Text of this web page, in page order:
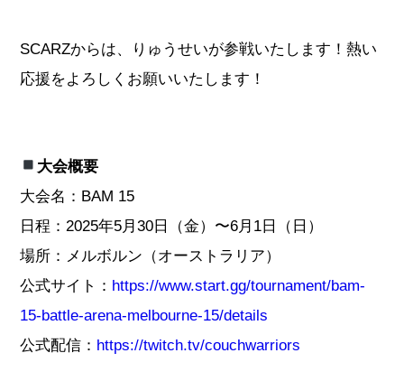
SCARZからは、りゅうせいが参戦いたします！熱い
応援をよろしくお願いいたします！
大会概要
大会名：BAM 15
日程：2025年5月30日（金）〜6月1日（日）
場所：メルボルン（オーストラリア）
公式サイト： https://www.start.gg/tournament/bam-
15-battle-arena-melbourne-15/details
公式配信： https://twitch.tv/couchwarriors